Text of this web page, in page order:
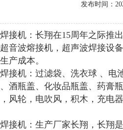
发布时间：
接机：长翔在15周年之际推
音波熔接机，超声波焊接设
产成本。
接机：过滤袋、洗衣球 、电
酒瓶盖、化妆品瓶盖、药膏
风轮，电吹风，积木，充电
接机：生产厂家长翔，长翔